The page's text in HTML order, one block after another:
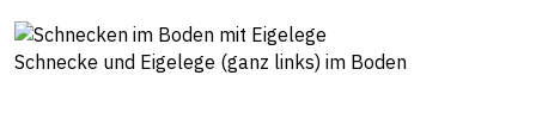
Schnecke und Eigelege (ganz links) im Boden